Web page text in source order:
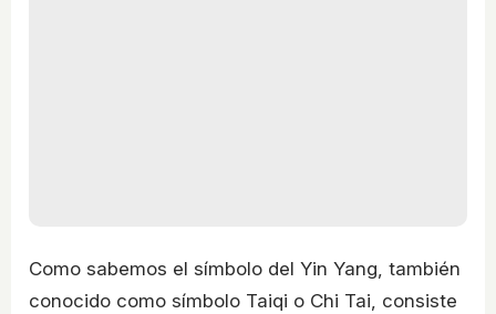
Como sabemos el símbolo del Yin Yang, también
conocido como símbolo Taiqi o Chi Tai, consiste